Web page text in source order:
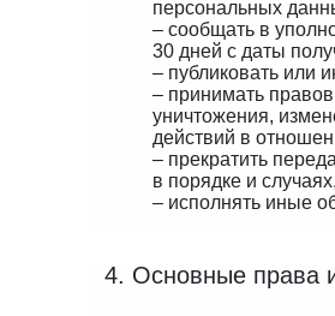
персональных
– сообщать в
30 дней с даты
– публиковать или
– принимать
уничтожения,
действий в
– прекратить
в порядке и
– исполнять иные
4. Основные права